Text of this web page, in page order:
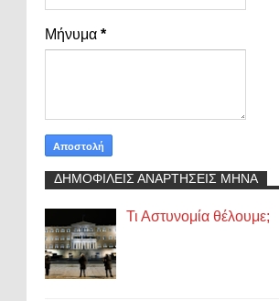
Μήνυμα *
ΔΗΜΟΦΙΛΕΙΣ ΑΝΑΡΤΗΣΕΙΣ ΜΗΝΑ
Τι Αστυνομία θέλουμε;